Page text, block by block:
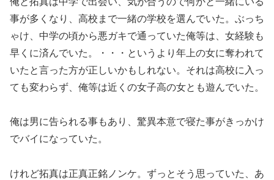
事が多くなり、高校まで一緒の学校を選んでいた。ぶっち
ゃけ、中学の頃から悪ガキで通っていた俺等は、女経験も
早くに済んでいた。・・・というより年上の女に奪われて
いたと言った方が正しいかもしれない。それは高校に入っ
ても変わらず、俺等は近くの女子高の女とも遊んでいた。
俺は男に告られる事もあり、驚異本意で寝た事がきっかけ
でバイになっていた。
けれど拓真は正真正銘ノンケ。ずっとそう思っていた、あ